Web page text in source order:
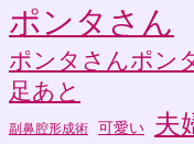
ポンタさん
ポンタさんポン
足あと
副鼻腔形成術 可愛い 夫